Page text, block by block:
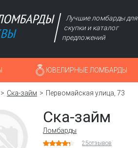
Лучшие ломбарды для
скупки и каталог
предложений
ЮВЕЛИРНЫЕ ЛОМБАРДЫ
Ска-займ Первомайская улица, 73
Ска-займ
Ломбарды
25отзывов